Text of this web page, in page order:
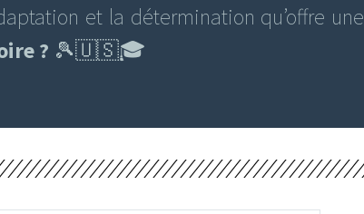
et la détermination qu’offre
? 🎾🇺🇸🎓